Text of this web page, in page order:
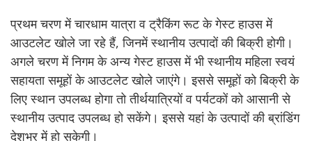
प्रथम चरण में चारधाम यात्रा व ट्रैकिंग रूट के गेस्ट हाउस में
आउटलेट खोले जा रहे हैं, जिनमें स्थानीय उत्पादों की बिक्री होगी।
अगले चरण में निगम के अन्य गेस्ट हाउस में भी स्थानीय महिला स्वयं
सहायता समूहों के आउटलेट खोले जाएंगे। इससे समूहों को बिक्री के
लिए स्थान उपलब्ध होगा तो तीर्थयात्रियों व पर्यटकों को आसानी से
स्थानीय उत्पाद उपलब्ध हो सकेंगे। इससे यहां के उत्पादों की ब्रांडिंग
देशभर में हो सकेगी।